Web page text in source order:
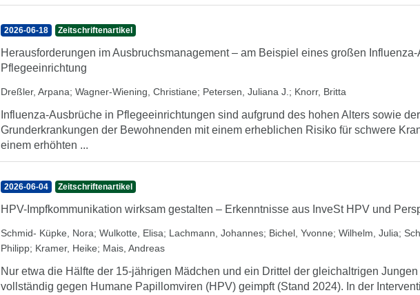
2026-06-18 Zeitschriftenartikel
Herausforderungen im Ausbruchsmanagement – am Beispiel eines großen
Pflegeeinrichtung
Dreßler, Arpana; Wagner-Wiening, Christiane; Petersen, Juliana J. ; Knorr, Britta
Influenza-Ausbrüche in Pflegeeinrichtungen sind aufgrund des hohen Alters sowie
Grunderkrankungen der Bewohnenden mit einem erheblichen Risiko für schwere
einem erhöhten ...
2026-06-04 Zeitschriftenartikel
HPV-Impfkommunikation wirksam gestalten – Erkenntnisse aus InveSt HPV und
Schmid- Küpke, Nora; Wulkotte, Elisa; Lachmann, Johannes; Bichel, Yvonne; Wilhelm, Julia;
Philipp; Kramer, Heike; Mais, Andreas
Nur etwa die Hälfte der 15-jährigen Mädchen und ein Drittel der gleichaltrigen
vollständig gegen Humane Papillomviren (HPV) geimpft (Stand 2024). In der